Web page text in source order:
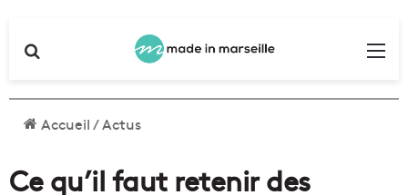
Accueil/Actus
Ce qu’il faut retenir des